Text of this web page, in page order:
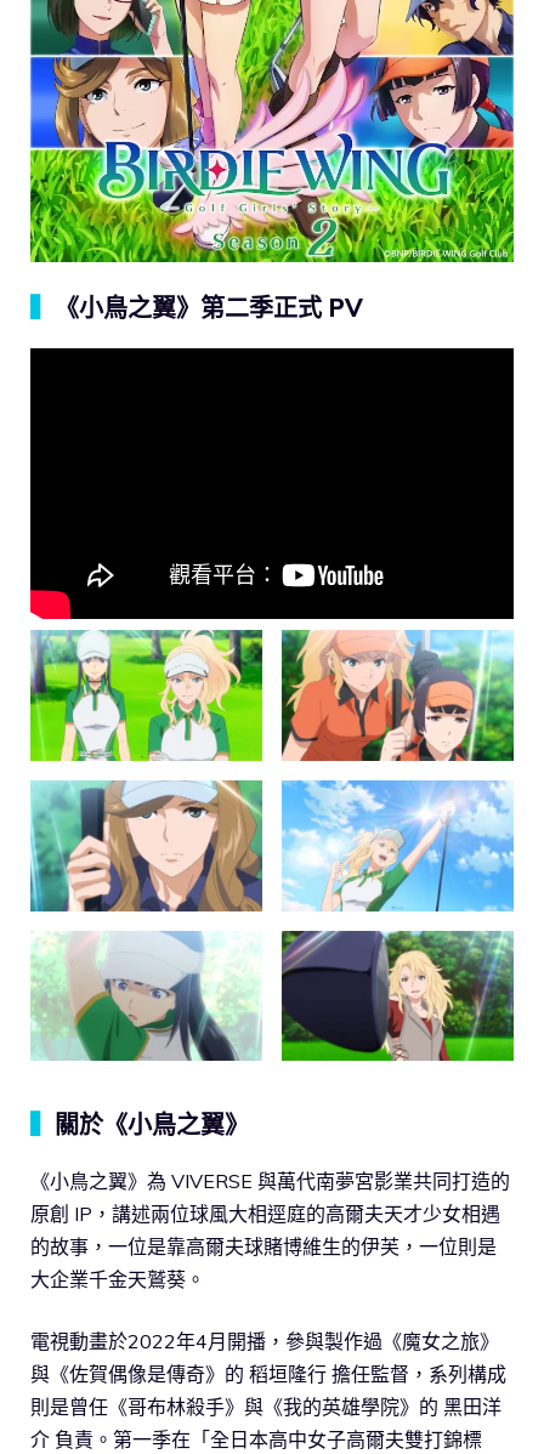
《小鳥之翼》第二季正式 PV
關於《小鳥之翼》
《小鳥之翼》為 VIVERSE 與萬代南夢宮影業共同打造的
原創 IP，講述兩位球風大相逕庭的高爾夫天才少女相遇
的故事，一位是靠高爾夫球賭博維生的伊芙，一位則是
大企業千金天鷲葵。
電視動畫於2022年4月開播，參與製作過《魔女之旅》
與《佐賀偶像是傳奇》的 稻垣隆行 擔任監督，系列構成
則是曾任《哥布林殺手》與《我的英雄學院》的 黑田洋
介 負責。第一季在「全日本高中女子高爾夫雙打錦標